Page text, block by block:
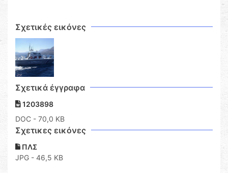
Σχετικές εικόνες
Σχετικά έγγραφα
1203898
DOC - 70,0 KB
Σχετικες εικόνες
ΠΛΣ
JPG - 46,5 KB